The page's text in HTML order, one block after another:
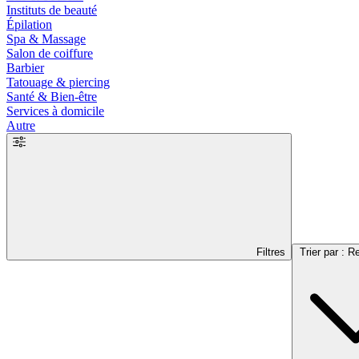
Instituts de beauté
Épilation
Spa & Massage
Salon de coiffure
Barbier
Tatouage & piercing
Santé & Bien-être
Services à domicile
Autre
Filtres